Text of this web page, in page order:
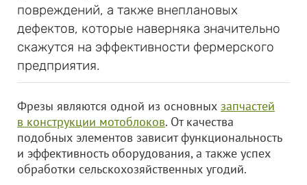
повреждений, а также внеплановых
дефектов, которые наверняка значительно
скажутся на эффективности фермерского
предприятия.
Фрезы являются одной из основных запчастей
в конструкции мотоблоков. От качества
подобных элементов зависит функциональность
и эффективность оборудования, а также успех
обработки сельскохозяйственных угодий.